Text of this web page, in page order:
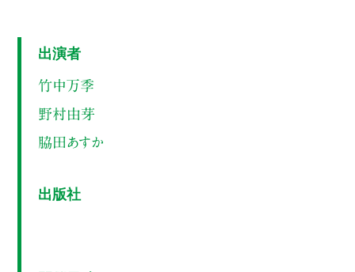
出演者
竹中万季
野村由芽
脇田あすか
出版社